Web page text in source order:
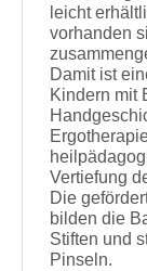
leicht
vorhanden
Damit ist
Kindern mit
Vertiefung
Die
bilden die
Stiften und
Pinseln.